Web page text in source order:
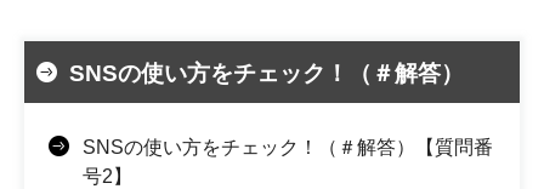
SNSの使い方をチェック！（＃解答）
SNSの使い方をチェック！（＃解答）【質問番
号2】